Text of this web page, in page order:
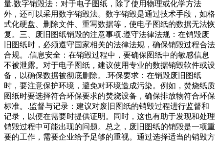
量.数字销毁法：对于电子图纸，除了使用物理或化学方法
外，还可以采用数字销毁法。数字销毁是通过技术手段，如格
式化硬盘、删除文件、重写数据等，使电子图纸的数据无法恢
复。三、废旧图纸销毁的注意事项.遵守法律法规：在销毁废
旧图纸时，必须遵守国家相关的法律法规，确保销毁过程合法
合规。.信息安全：在销毁过程中，要确保图纸中的敏感信息
不被泄露。对于电子图纸，建议使用专业的数据销毁软件或设
备，以确保数据被彻底删除。.环保要求：在销毁废旧图纸
时，要注意保护环境，避免对环境造成污染。例如，焚烧纸质
图纸时要选择符合环保要求的焚烧设备，确保排放物符合环保
标准。.监督与记录：建议对废旧图纸的销毁过程进行监督和
记录，以便在需要时提供证明。同时，这也有助于发现和处理
销毁过程中可能出现的问题。总之，废旧图纸的销毁是一项重
要的工作，需要企业给予足够的重视。通过选择适当的销毁方